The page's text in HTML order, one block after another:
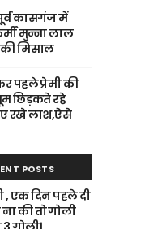
कासगंज में
मुन्ना लाल
मिसाल
पहले प्रेमी की
छिड़कते रहे
रखे लाश,ऐसे
POSTS
, एक दिन पहले दी
की तो गोली